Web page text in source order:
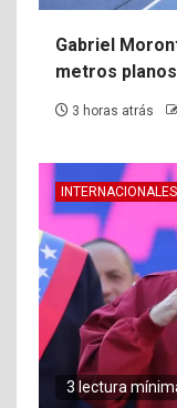
Gabriel
metros
3 horas atrás
INTERNACIONALES
3 lectura